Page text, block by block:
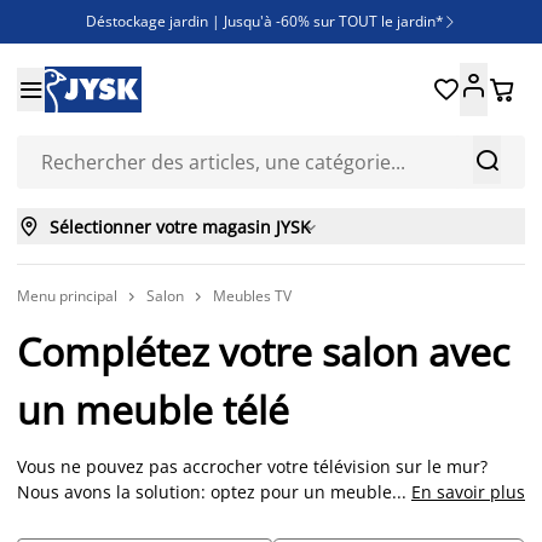
Déstockage jardin | Jusqu'à -60% sur TOUT le jardin* 
Jusqu'à -50% sur une sélection literie
Découvrez les nouveautés de la collection


 
 Sélectionner votre magasin JYSK
Menu principal  Salon  Meubles TV
Complétez votre salon avec
un meuble télé
Vous ne pouvez pas accrocher votre télévision sur le mur?
Nous avons la solution: optez pour un meuble télé tendance
... En savoir plus